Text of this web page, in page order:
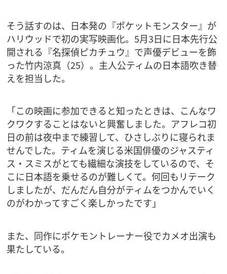
そう話すのは、日本発の『ポケットモンスター』が
ハリウッドで初の実写映画化。5月3日に日本先行公
開される『名探偵ピカチュウ』で声優デビューを飾
った竹内涼真（25）。主人公ティムの日本語吹き替
えを担当した。
「この映画に参加できると知ったときは、こんなワ
クワクすることはないと興奮しました。アフレコ初
日の前は夜中まで練習して、ひさしぶりに寝られま
せんでした。ティムを演じる米国俳優のジャスティ
ス・スミスがとても繊細な演技をしているので、そ
こに日本語を乗せるのが難しくて。何回もリテーク
しましたが、だんだん自分がティムをつかんでいく
のがわかってすごく楽しかったです」
また、同作にポケモントレーナー役でカメオ出演も
果たしている。